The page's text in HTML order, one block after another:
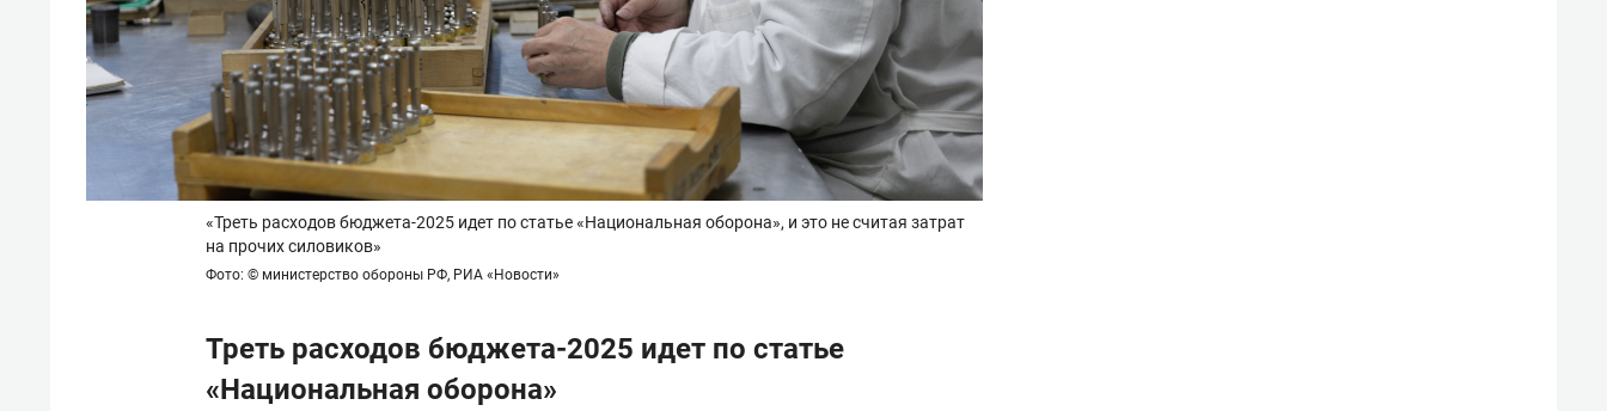
«Треть расходов бюджета-2025 идет по статье «Национальная оборона», и это не считая затрат
на прочих силовиков»
Фото: © министерство обороны РФ, РИА «Новости»
Треть расходов бюджета-2025 идет по статье
«Национальная оборона»